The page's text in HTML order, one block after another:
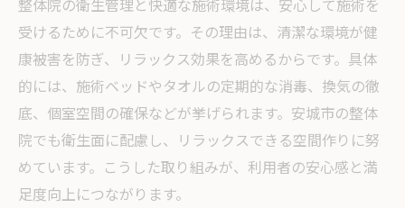
整体院の衛生管理と快適な施術環境は、安心して施術を
受けるために不可欠です。その理由は、清潔な環境が健
康被害を防ぎ、リラックス効果を高めるからです。具体
的には、施術ベッドやタオルの定期的な消毒、換気の徹
底、個室空間の確保などが挙げられます。安城市の整体
院でも衛生面に配慮し、リラックスできる空間作りに努
めています。こうした取り組みが、利用者の安心感と満
足度向上につながります。